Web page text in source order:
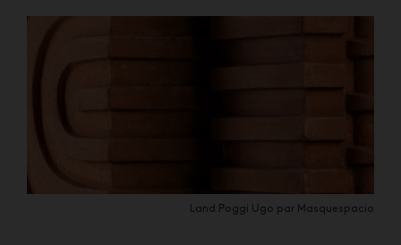
Land Poggi Ugo par Masquespacio